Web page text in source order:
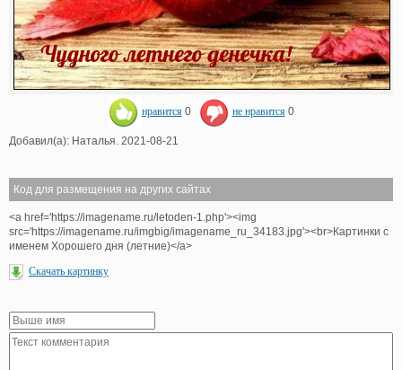
нравится 0 не нравится 0
Добавил(а): Наталья. 2021-08-21
Код для размещения на других сайтах
<a href='https://imagename.ru/letoden-1.php'><img
src='https://imagename.ru/imgbig/imagename_ru_34183.jpg'><br>Картинки с
именем Хорошего дня (летние)</a>
Скачать картинку